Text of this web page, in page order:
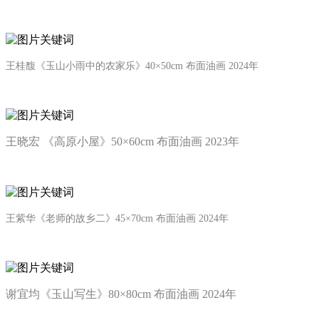
王桂馥 《玉山小雨中的农家乐》40×50cm 布面油画 2024年
王晓宏 《高原小屋》50×60cm 布面油画 2023年
王紫华 《老师的故乡二》45×70cm 布面油画 2024年
谢宜均《玉山写生》80×80cm 布面油画 2024年